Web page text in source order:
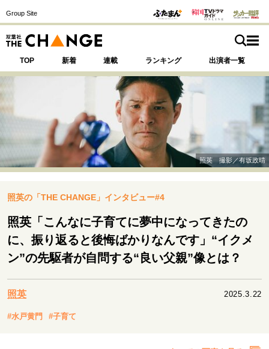
Group Site
TOP 新着 連載 ランキング 出演者一覧
SPECIAL 注目の記事テーマで探す
運命を変えた出会い 決断の裏側
表現者の葛藤
人生が動いた日 10代の挫折と原点
夢を掴む選択
照英 撮影／有坂政晴
照英の「THE CHANGE」インタビュー#4
照英「こんなに子育てに夢中になってきたの
に、振り返ると後悔ばかりなんです」“イクメ
ン”の先駆者が自問する“良い父親”像とは？
照英 2025.3.22
#水戸黄門 #子育て